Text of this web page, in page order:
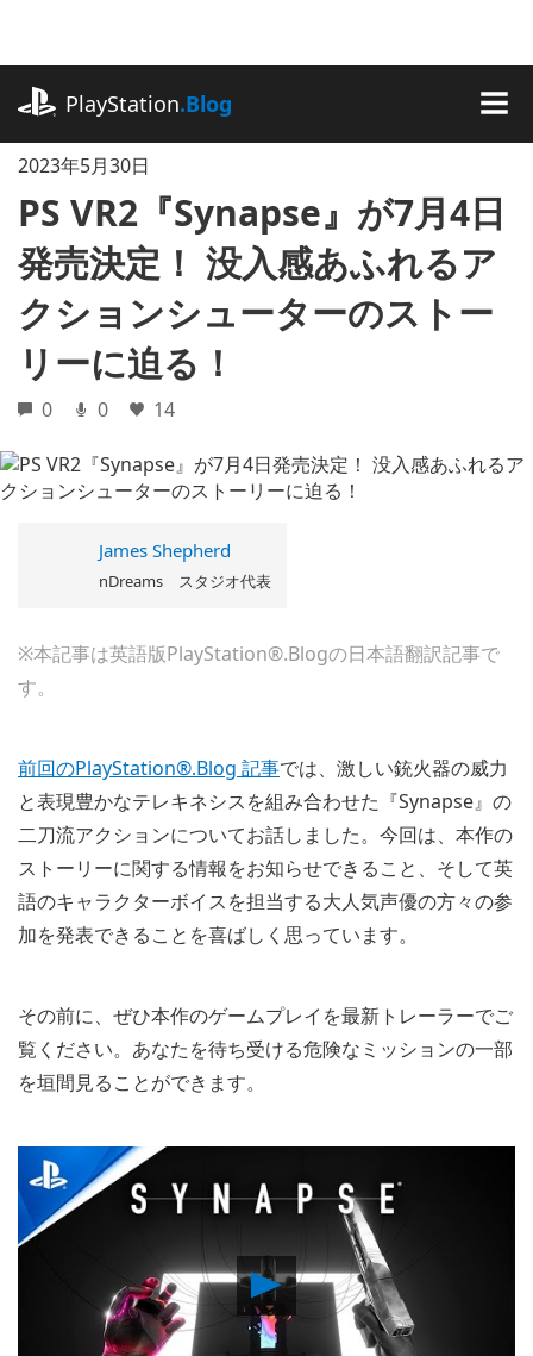
に
ッ
PlayStation.Blog
2023年5月30日
PS VR2『Synapse』が7月4日
発売決定！ 没入感あふれるア
クションシューターのストー
リーに迫る！
0 0 14
James Shepherd
nDreams スタジオ代表
※本記事は英語版PlayStation®.Blogの日本語翻訳記事で
す。
前回のPlayStation®.Blog 記事では、激しい銃火器の威力
と表現豊かなテレキネシスを組み合わせた『Synapse』の
二刀流アクションについてお話しました。今回は、本作の
ストーリーに関する情報をお知らせできること、そして英
語のキャラクターボイスを担当する大人気声優の方々の参
加を発表できることを喜ばしく思っています。
その前に、ぜひ本作のゲームプレイを最新トレーラーでご
覧ください。あなたを待ち受ける危険なミッションの一部
を垣間見ることができます。
Play
Video